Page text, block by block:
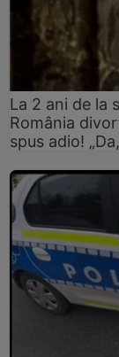
La 2 ani de la
România
spus adio!